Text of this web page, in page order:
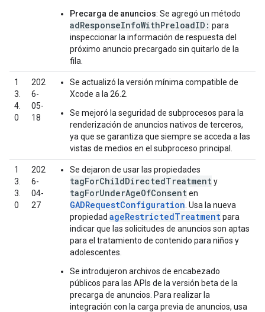
Precarga de anuncios: Se agregó un método
adResponseInfoWithPreloadID: para
inspeccionar la información de respuesta del
próximo anuncio precargado sin quitarlo de la
fila.
1
3.
4.
0
202
6-
05-
18
Se actualizó la versión mínima compatible de
Xcode a la 26.2.
Se mejoró la seguridad de subprocesos para la
renderización de anuncios nativos de terceros,
ya que se garantiza que siempre se acceda a las
vistas de medios en el subproceso principal.
1
3.
3.
0
202
6-
04-
27
Se dejaron de usar las propiedades
tagForChildDirectedTreatmenty
tagForUnderAgeOfConsenten
GADRequestConfiguration . Usa la nueva
propiedad ageRestrictedTreatmentpara
indicar que las solicitudes de anuncios son aptas
para el tratamiento de contenido para niños y
adolescentes.
Se introdujeron archivos de encabezado
públicos para las APIs de la versión beta de la
precarga de anuncios. Para realizar la
integración con la carga previa de anuncios, usa